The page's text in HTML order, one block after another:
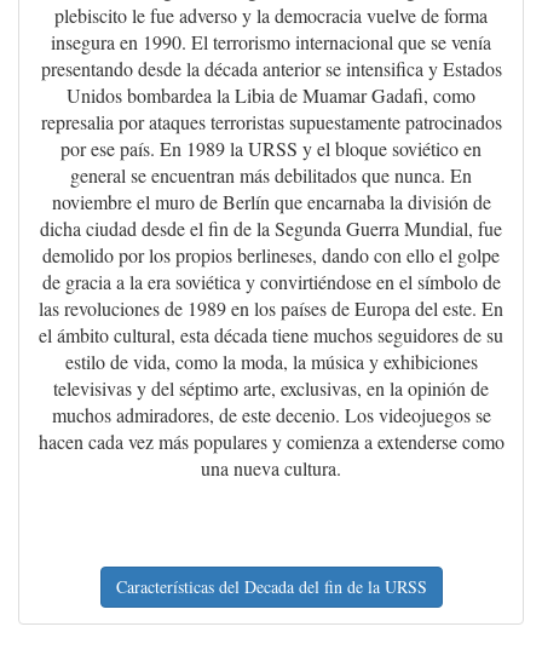
plebiscito le fue adverso y la democracia vuelve de forma
insegura en 1990. El terrorismo internacional que se venía
presentando desde la década anterior se intensifica y Estados
Unidos bombardea la Libia de Muamar Gadafi, como
represalia por ataques terroristas supuestamente patrocinados
por ese país. En 1989 la URSS y el bloque soviético en
general se encuentran más debilitados que nunca. En
noviembre el muro de Berlín que encarnaba la división de
dicha ciudad desde el fin de la Segunda Guerra Mundial, fue
demolido por los propios berlineses, dando con ello el golpe
de gracia a la era soviética y convirtiéndose en el símbolo de
las revoluciones de 1989 en los países de Europa del este. En
el ámbito cultural, esta década tiene muchos seguidores de su
estilo de vida, como la moda, la música y exhibiciones
televisivas y del séptimo arte, exclusivas, en la opinión de
muchos admiradores, de este decenio. Los videojuegos se
hacen cada vez más populares y comienza a extenderse como
una nueva cultura.
Características del Decada del fin de la URSS